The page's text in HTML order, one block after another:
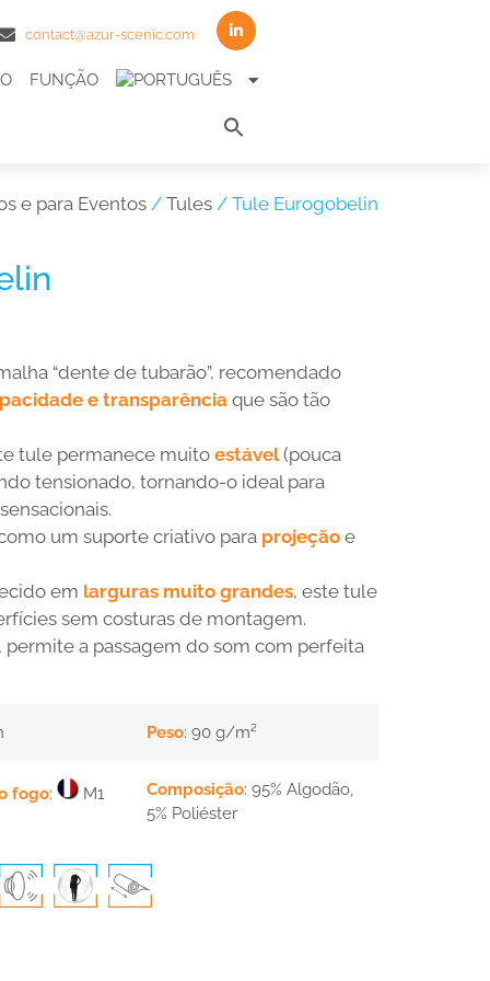
contact@azur-scenic.com
FUNÇÃO
e para Eventos/ Tules / Tule Eurogobelin
“dente de tubarão”, recomendado
e transparênciaque são tão
tule permanece muito estável(pouca
tensionado, tornando-o ideal para
um suporte criativo para projeçãoe
em larguras muito grandes, este tule
sem costuras de montagem.
permite a passagem do som com perfeita
Peso: 90 g/m²
fogo: M1 Composição: 95% Algodão,
5% Poliéster